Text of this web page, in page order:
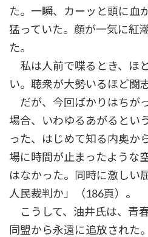
た。一瞬、カーッと頭に血
猛っていた。顔が一気に紅
た。
私は人前で喋るとき、ほ
い。聴衆が大勢いるほど闘
だが、今回ばかりはちが
場合、いわゆるあがるとい
った、はじめて知る内奥か
場に時間が止まったような
はなかった。同時に激しい
人民裁判か」（186頁）。
こうして、油井氏は、青
同盟から永遠に追放された